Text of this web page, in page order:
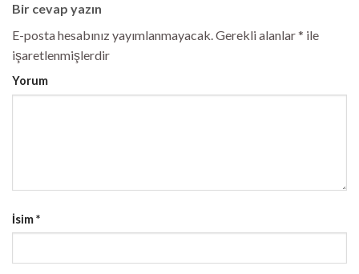
Bir cevap yazın
E-posta hesabınız yayımlanmayacak.Gerekli alanlar* ile
işaretlenmişlerdir
Yorum
İsim*